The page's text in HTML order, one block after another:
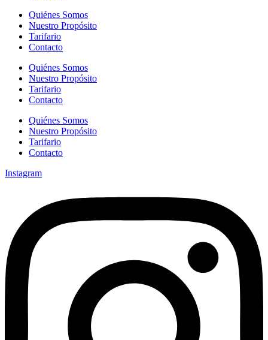
Quiénes Somos
Nuestro Propósito
Tarifario
Contacto
Quiénes Somos
Nuestro Propósito
Tarifario
Contacto
Quiénes Somos
Nuestro Propósito
Tarifario
Contacto
Instagram